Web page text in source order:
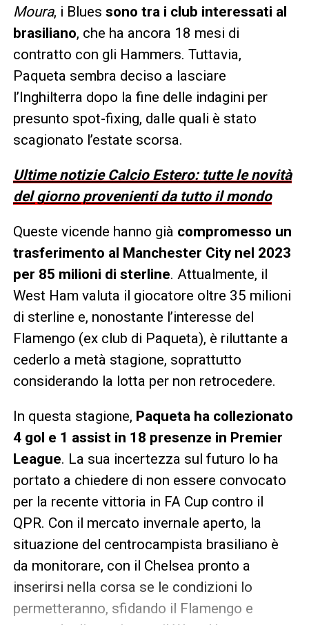
Moura, i Blues sono tra i club interessati al
brasiliano, che ha ancora 18 mesi di
contratto con gli Hammers. Tuttavia,
Paqueta sembra deciso a lasciare
l’Inghilterra dopo la fine delle indagini per
presunto spot-fixing, dalle quali è stato
scagionato l’estate scorsa.
Ultime notizie Calcio Estero: tutte le novità
del giorno provenienti da tutto il mondo
Queste vicende hanno già compromesso un
trasferimento al Manchester City nel 2023
per 85 milioni di sterline. Attualmente, il
West Ham valuta il giocatore oltre 35 milioni
di sterline e, nonostante l’interesse del
Flamengo (ex club di Paqueta), è riluttante a
cederlo a metà stagione, soprattutto
considerando la lotta per non retrocedere.
In questa stagione, Paqueta ha collezionato
4 gol e 1 assist in 18 presenze in Premier
League. La sua incertezza sul futuro lo ha
portato a chiedere di non essere convocato
per la recente vittoria in FA Cup contro il
QPR. Con il mercato invernale aperto, la
situazione del centrocampista brasiliano è
da monitorare, con il Chelsea pronto a
inserirsi nella corsa se le condizioni lo
permetteranno, sfidando il Flamengo e